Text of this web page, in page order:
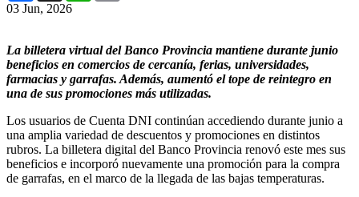
03 Jun, 2026
La billetera virtual del Banco Provincia mantiene durante junio
beneficios en comercios de cercanía, ferias, universidades,
farmacias y garrafas. Además, aumentó el tope de reintegro en
una de sus promociones más utilizadas.
Los usuarios de Cuenta DNI continúan accediendo durante junio a
una amplia variedad de descuentos y promociones en distintos
rubros. La billetera digital del Banco Provincia renovó este mes sus
beneficios e incorporó nuevamente una promoción para la compra
de garrafas, en el marco de la llegada de las bajas temperaturas.